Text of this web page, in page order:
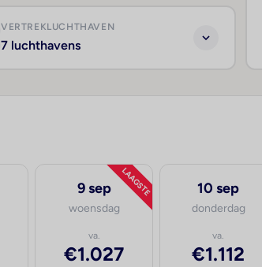
VERTREKLUCHTHAVEN
7 luchthavens
LAAGSTE
9 sep
woensdag
va.
€1.027
10 sep
donderdag
va.
€1.112